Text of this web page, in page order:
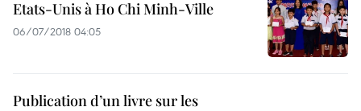
Etats-Unis à Ho Chi Minh-Ville
06/07/2018 04:05
Publication d’un livre sur les